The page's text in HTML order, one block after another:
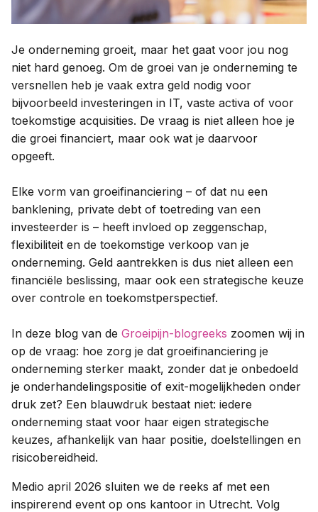
Je onderneming groeit, maar het gaat voor jou nog
niet hard genoeg. Om de groei van je onderneming te
versnellen heb je vaak extra geld nodig voor
bijvoorbeeld investeringen in IT, vaste activa of voor
toekomstige acquisities. De vraag is niet alleen hoe je
die groei financiert, maar ook wat je daarvoor
opgeeft.
Elke vorm van groeifinanciering – of dat nu een
banklening, private debt of toetreding van een
investeerder is – heeft invloed op zeggenschap,
flexibiliteit en de toekomstige verkoop van je
onderneming. Geld aantrekken is dus niet alleen een
financiële beslissing, maar ook een strategische keuze
over controle en toekomstperspectief.
In deze blog van de Groeipijn-blogreeks zoomen wij in
op de vraag: hoe zorg je dat groeifinanciering je
onderneming sterker maakt, zonder dat je onbedoeld
je onderhandelingspositie of exit-mogelijkheden onder
druk zet? Een blauwdruk bestaat niet: iedere
onderneming staat voor haar eigen strategische
keuzes, afhankelijk van haar positie, doelstellingen en
risicobereidheid.
Medio april 2026 sluiten we de reeks af met een
inspirerend event op ons kantoor in Utrecht. Volg